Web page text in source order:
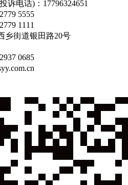
诉电话)：17796324651
5555
1111
乡街道银田路20号
0685